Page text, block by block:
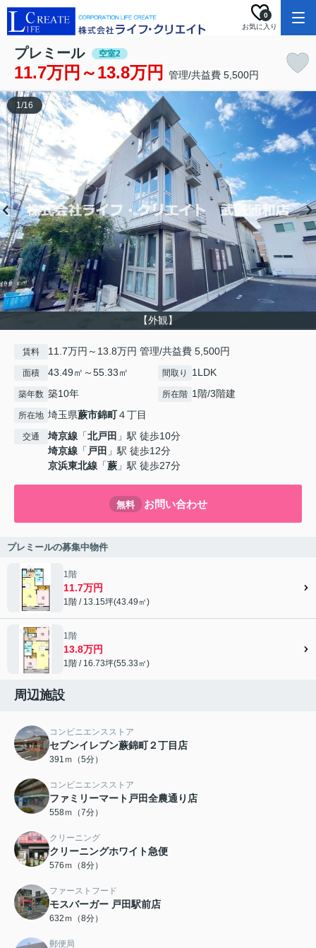
お気に入り
0
プレミール 空室2
11.7万円～13.8万円 管理/共益費 5,500円
【外観】
1/16
賃料 11.7万円～13.8万円 管理/共益費 5,500円
面積 43.49㎡～55.33㎡ 間取り 1LDK
築年数 築10年 所在階 1階/3階建
所在地 埼玉県蕨市錦町４丁目
交通 埼京線 「北戸田 」駅 徒歩10分
埼京線 「 戸田 」駅 徒歩12分
京浜東北線 「蕨 」駅 徒歩27分
無料 お問い合わせ
プレミールの募集中物件
1階
11.7万円
1階 / 13.15坪(43.49㎡)
1階
13.8万円
1階 / 16.73坪(55.33㎡)
周辺施設
コンビニエンスストア
セブンイレブン蕨錦町２丁目店
391ｍ（5分）
コンビニエンスストア
ファミリーマート戸田全農通り店
558ｍ（7分）
クリーニング
クリーニングホワイト急便
576ｍ（8分）
ファーストフード
モスバーガー 戸田駅前店
632ｍ（8分）
郵便局